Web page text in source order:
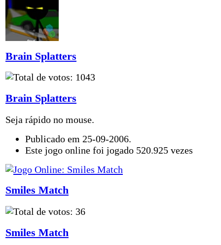
Brain Splatters
Brain Splatters
Seja rápido no mouse.
Publicado em 25-09-2006.
Este jogo online foi jogado 520.925 vezes
Smiles Match
Smiles Match